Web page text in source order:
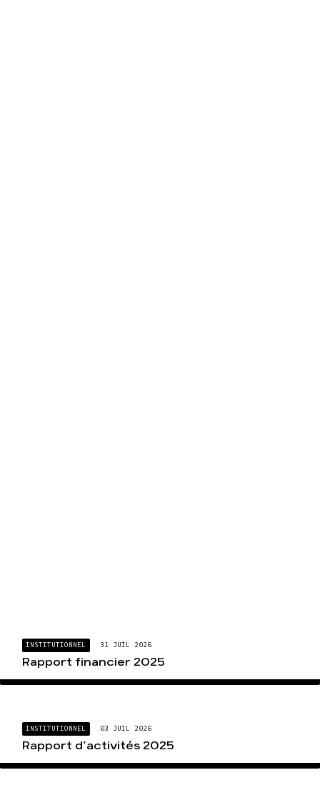
INSTITUTIONNEL 31 JUIL 2026
Rapport financier 2025
INSTITUTIONNEL 03 JUIL 2026
Rapport d’activités 2025